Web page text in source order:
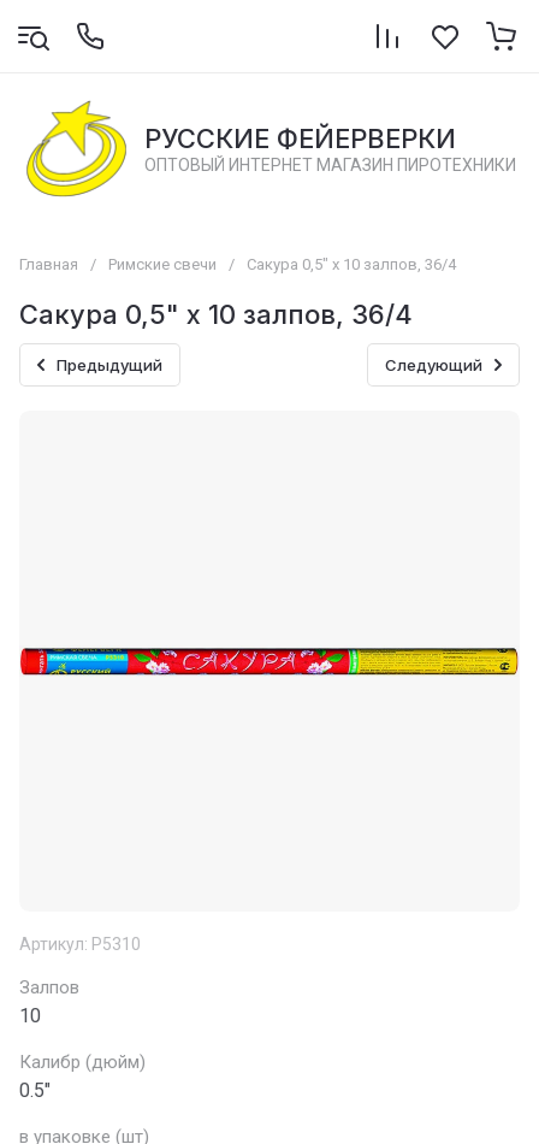
РУССКИЕ ФЕЙЕРВЕРКИ
ОПТОВЫЙ ИНТЕРНЕТ МАГАЗИН ПИРОТЕХНИКИ
Главная / Римские свечи / Сакура 0,5" х 10 залпов, 36/4
Сакура 0,5" х 10 залпов, 36/4
Предыдущий Следующий
Артикул: Р5310
Залпов
10
Калибр (дюйм)
0.5"
в упаковке (шт)